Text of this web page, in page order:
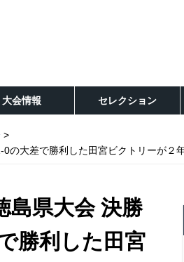
大会情報 セレクション
の大差で勝利した田宮ビクトリーが２
島県大会 決勝
勝利した田宮